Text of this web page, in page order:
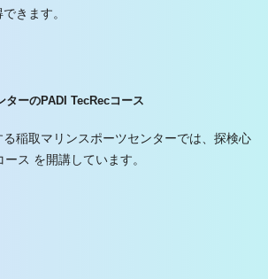
きます。
ターのPADI TecRecコース
稲取マリンスポーツセンターでは、探検心
ス を開講しています。